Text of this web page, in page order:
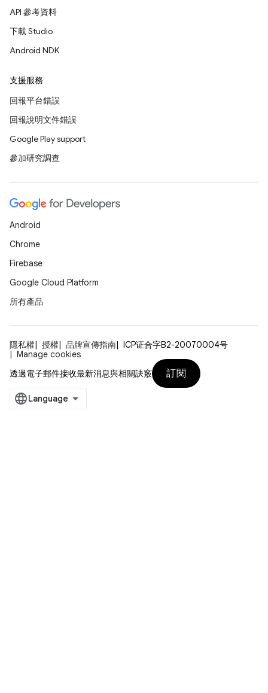
API 參考資料
下載 Studio
Android NDK
支援服務
回報平台錯誤
回報說明文件錯誤
Google Play support
參加研究調查
Android
Chrome
Firebase
Google Cloud Platform
所有產品
隱私權 授權 品牌宣傳指南
ICP证合字B2-20070004号
Manage cookies
透過電子郵件接收最新消息與相關訣竅
訂閱